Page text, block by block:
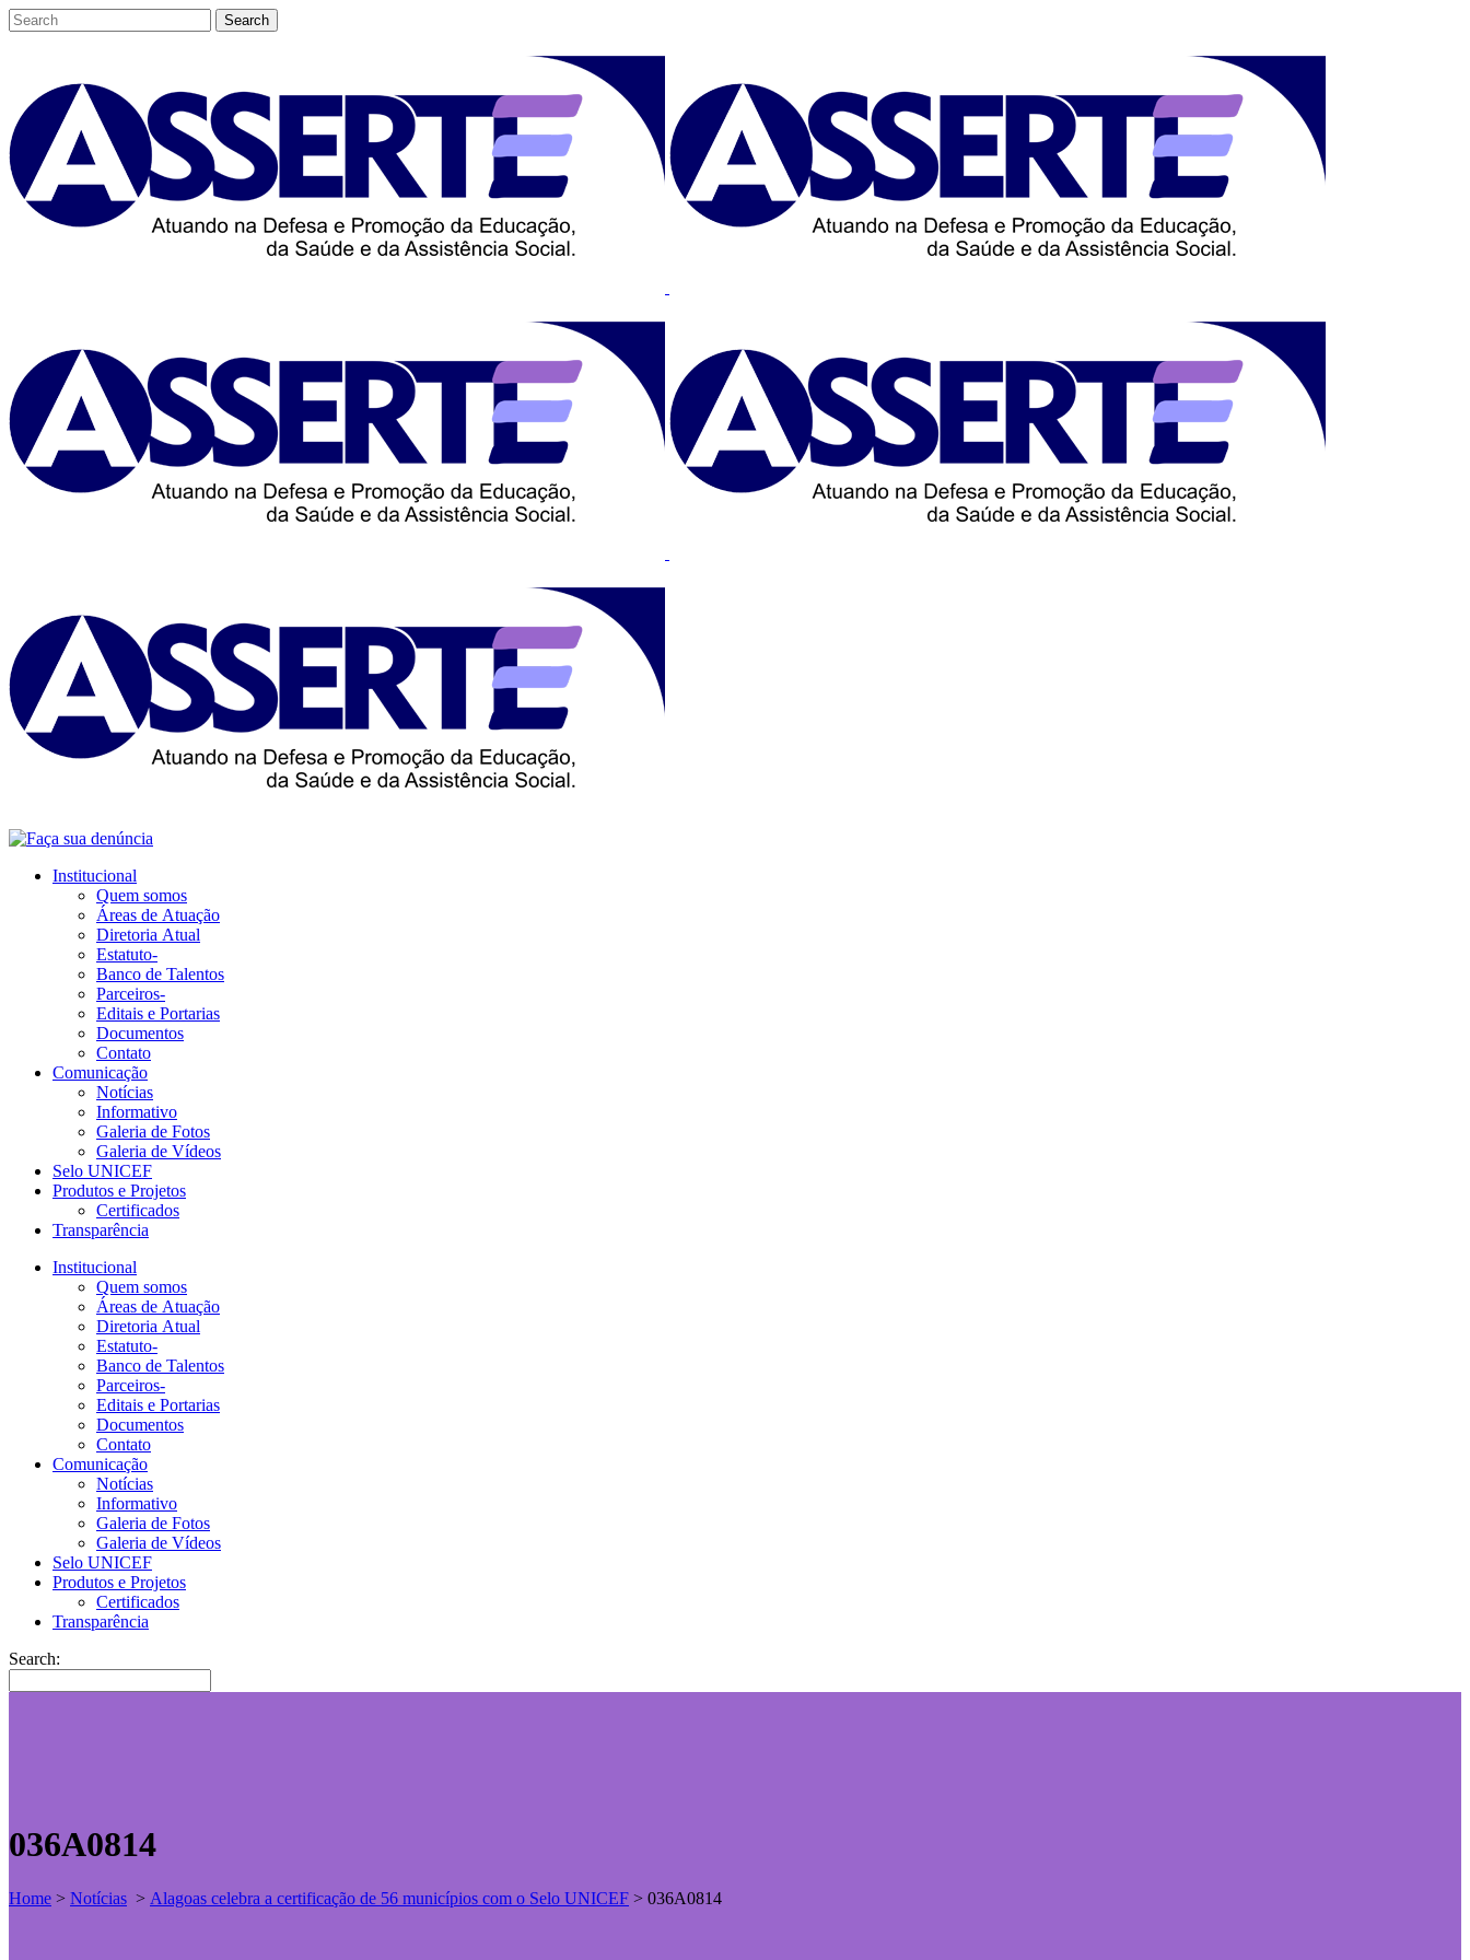
Institucional
Quem somos
Áreas de Atuação
Diretoria Atual
Estatuto-
Banco de Talentos
Parceiros-
Editais e Portarias
Documentos
Contato
Comunicação
Notícias
Informativo
Galeria de Fotos
Galeria de Vídeos
Selo UNICEF
Produtos e Projetos
Certificados
Transparência
Institucional
Quem somos
Áreas de Atuação
Diretoria Atual
Estatuto-
Banco de Talentos
Parceiros-
Editais e Portarias
Documentos
Contato
Comunicação
Notícias
Informativo
Galeria de Fotos
Galeria de Vídeos
Selo UNICEF
Produtos e Projetos
Certificados
Transparência
Search:
036A0814
Home > Notícias > Alagoas celebra a certificação de 56 municípios com o Selo UNICEF > 036A0814